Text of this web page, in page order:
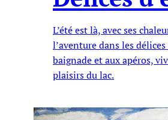
L’été est là, avec ses
l’aventure dans les
baignade et aux apéros,
plaisirs du lac.